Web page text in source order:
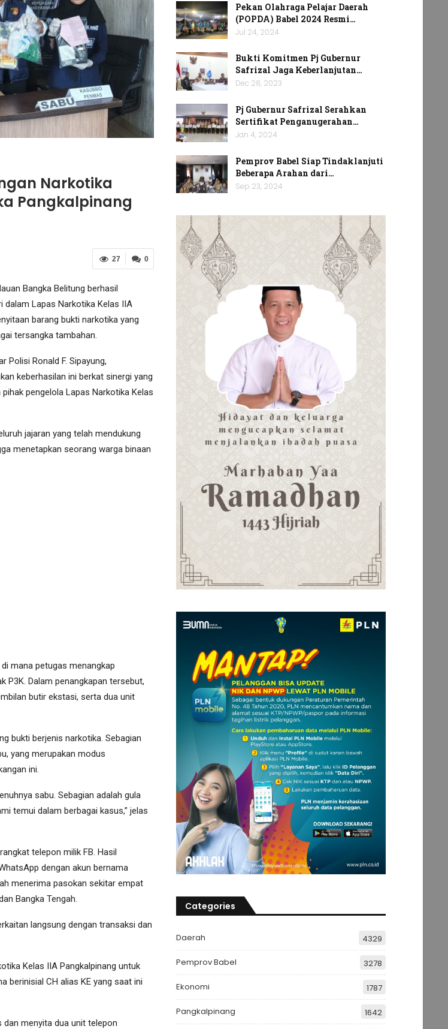
Narkotika
Pangkalpinang
0
27
Bangka Belitung berhasil
dalam Lapas Narkotika Kelas IIA
barang bukti narkotika yang
tersangka tambahan.
Polisi Ronald F. Sipayung,
keberhasilan ini berkat sinergi yang
pengelola Lapas Narkotika Kelas
jajaran yang telah mendukung
menetapkan seorang warga binaan
mana petugas menangkap
P3K. Dalam penangkapan tersebut,
butir ekstasi, serta dua unit
bukti berjenis narkotika. Sebagian
yang merupakan modus
ini.
sabu. Sebagian adalah gula
temui dalam berbagai kasus,” jelas
telepon milik FB. Hasil
dengan akun bernama
menerima pasokan sekitar empat
Bangka Tengah.
langsung dengan transaksi dan
Kelas IIA Pangkalpinang untuk
berinisial CH alias KE yang saat ini
dan menyita dua unit telepon
Pekan Olahraga Pelajar Daerah
(POPDA) Babel 2024 Resmi…
Jul 24, 2024
Bukti Komitmen Pj Gubernur
Safrizal Jaga Keberlanjutan…
Dec 28, 2023
Pj Gubernur Safrizal Serahkan
Sertifikat Penganugerahan…
Jan 4, 2024
Pemprov Babel Siap Tindaklanjuti
Beberapa Arahan dari…
Sep 23, 2024
Categories
Daerah 4329
Pemprov Babel 3278
Ekonomi 1787
Pangkalpinang 1642